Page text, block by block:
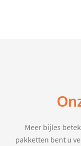
Meer bijles
pakketten bent u